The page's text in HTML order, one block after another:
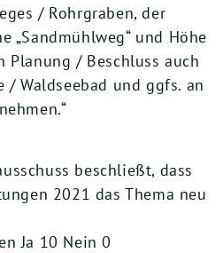
/ Rohrgraben, der
„Sandmühlweg“ und Höhe
Planung / Beschluss auch
/ Waldseebad und ggfs. an
beschließt, dass
2021 das Thema neu
Ja 10 Nein 0